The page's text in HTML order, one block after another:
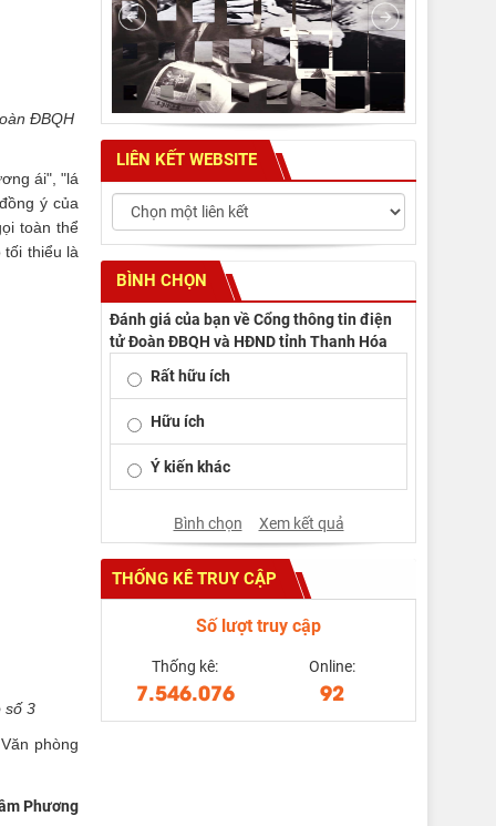
ĐBQH
ái", "lá
ý của
toàn thể
thiểu là
số 3
phòng
Phương
LIÊN KẾT WEBSITE
BÌNH CHỌN
Đánh giá của bạn về Cổng thông tin điện
tử Đoàn ĐBQH và HĐND tỉnh Thanh Hóa
Rất hữu ích
Hữu ích
Ý kiến khác
Bình chọn Xem kết quả
THỐNG KÊ TRUY CẬP
Số lượt truy cập
Thống kê:
7.546.076
Online:
92